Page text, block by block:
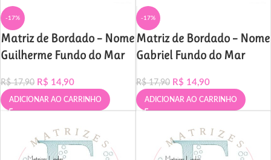
-17%
Matriz de Bordado – Nome
Guilherme Fundo do Mar
R$17,90 R$ 14,90
ADICIONAR AO CARRINHO
-17%
Matriz de Bordado – Nome
Gabriel Fundo do Mar
R$17,90 R$ 14,90
ADICIONAR AO CARRINHO